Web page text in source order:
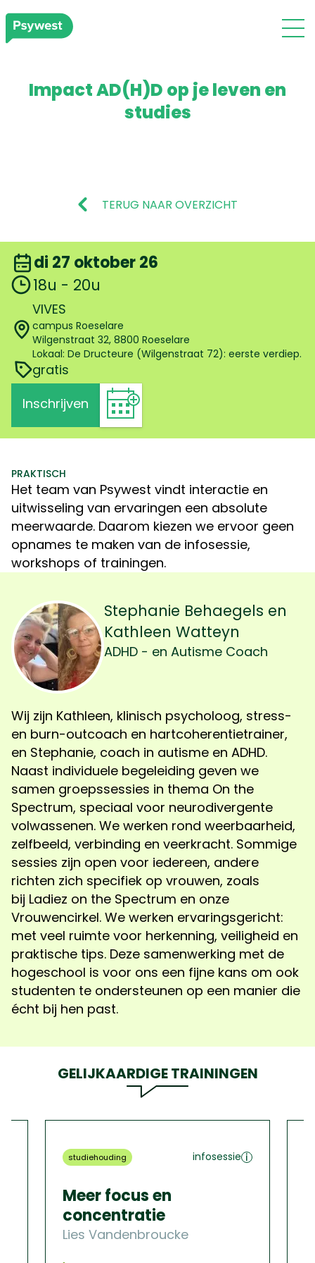
Impact AD(H)D op je leven en
studies
TERUG NAAR OVERZICHT
di 27 oktober 26
18u - 20u
VIVES
campus Roeselare
Wilgenstraat 32, 8800 Roeselare
Lokaal: De Dructeure (Wilgenstraat 72): eerste verdiep.
gratis
Inschrijven
PRAKTISCH
Het team van Psywest vindt interactie en
uitwisseling van ervaringen een absolute
meerwaarde. Daarom kiezen we ervoor geen
opnames te maken van de infosessie,
workshops of trainingen.
Stephanie Behaegels en
Kathleen Watteyn
ADHD - en Autisme Coach
Wij zijn Kathleen, klinisch psycholoog, stress-
en burn-outcoach en hartcoherentietrainer,
en Stephanie, coach in autisme en ADHD.
Naast individuele begeleiding geven we
samen groepssessies in thema On the
Spectrum, speciaal voor neurodivergente
volwassenen. We werken rond weerbaarheid,
zelfbeeld, verbinding en veerkracht. Sommige
sessies zijn open voor iedereen, andere
richten zich specifiek op vrouwen, zoals
bij Ladiez on the Spectrum en onze
Vrouwencirkel. We werken ervaringsgericht:
met veel ruimte voor herkenning, veiligheid en
praktische tips. Deze samenwerking met de
hogeschool is voor ons een fijne kans om ook
studenten te ondersteunen op een manier die
écht bij hen past.
GELIJKAARDIGE TRAININGEN
studiehouding infosessie
Meer focus en
concentratie
Lies Vandenbroucke